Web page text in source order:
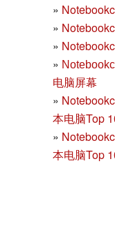
»
»
»
»
电脑屏幕
»
本电脑Top
»
本电脑Top